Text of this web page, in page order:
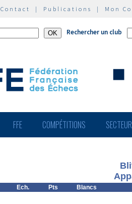
Contact | Publications | Mon
Rechercher un club
FFE COMPÉTITIONS
Ech. Pts Blancs